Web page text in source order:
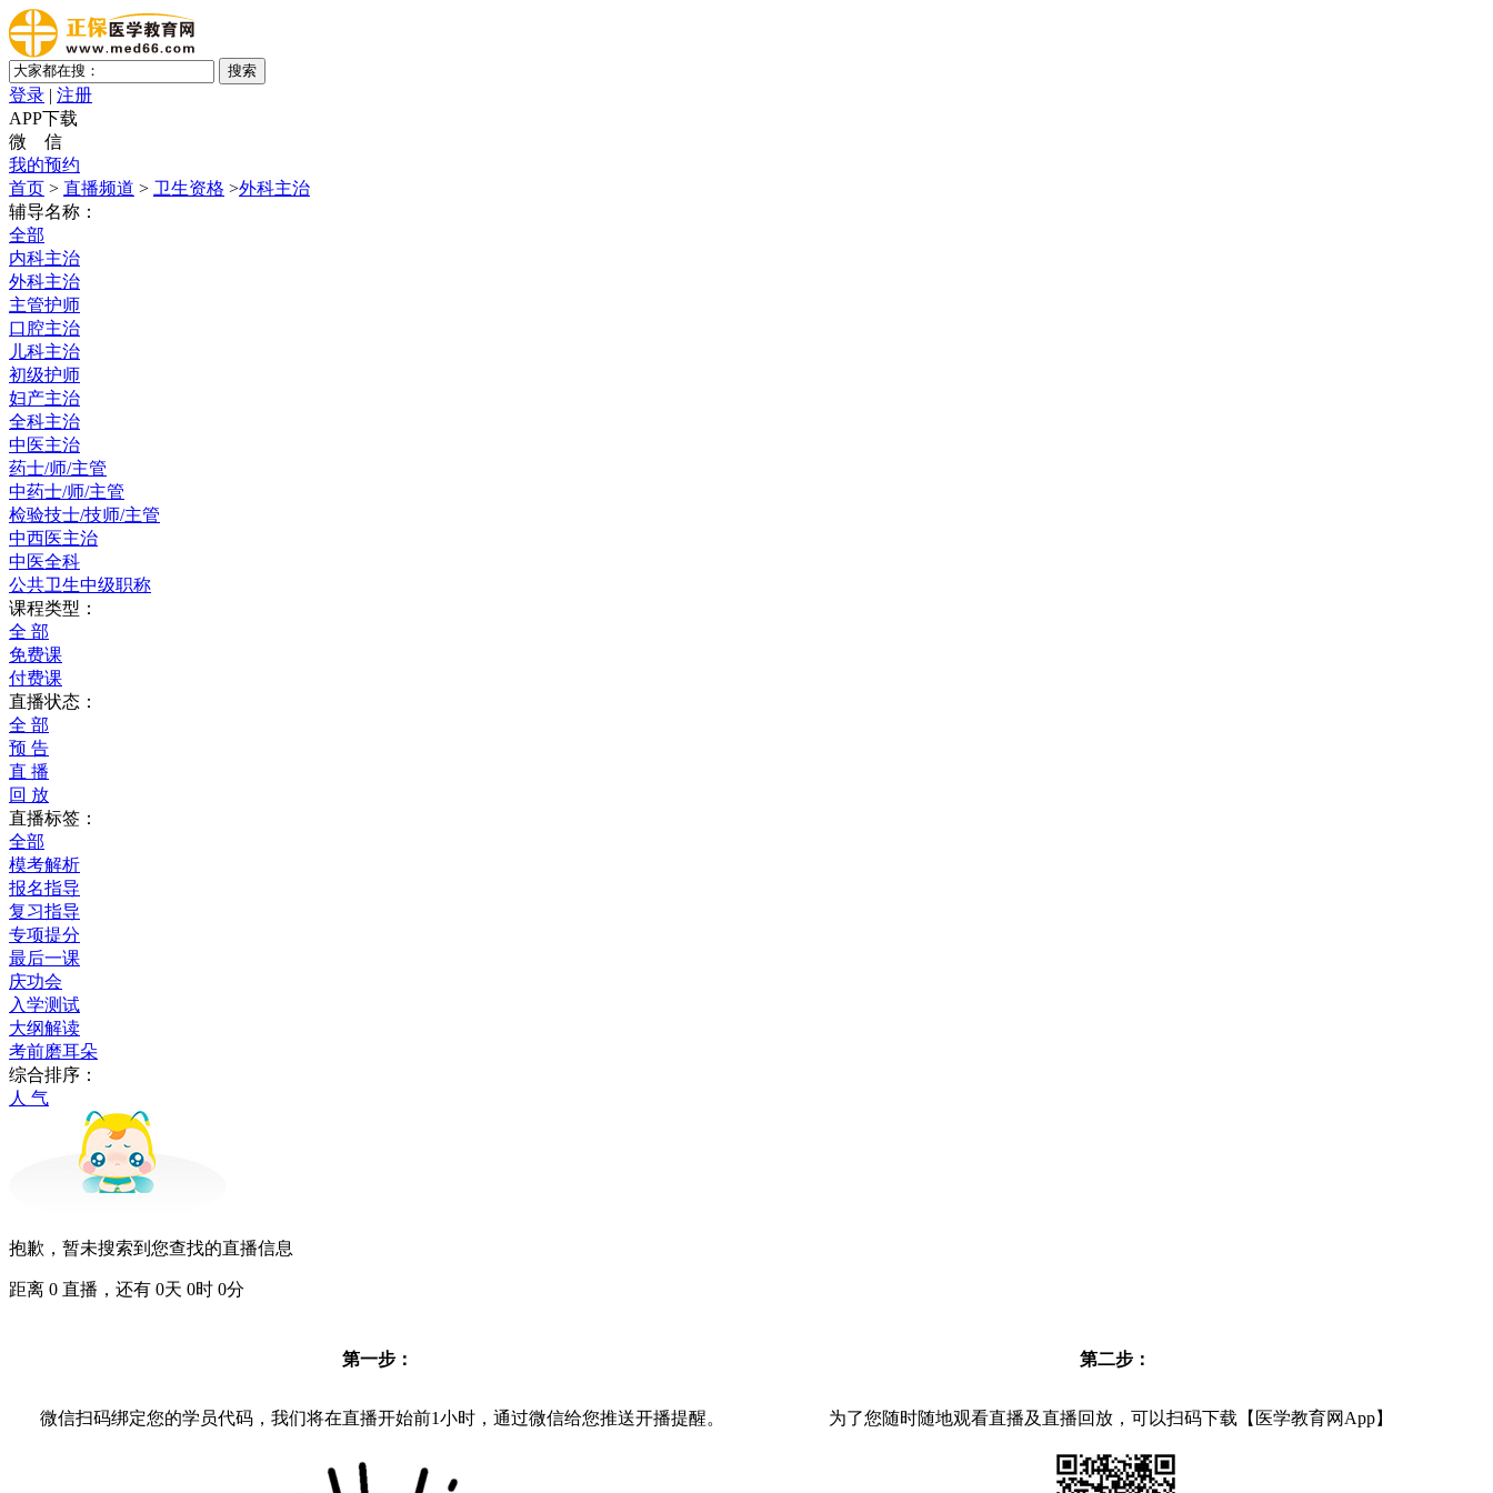
登录 | 注册
APP下载
微 信
我的预约
首页 > 直播频道 > 卫生资格 >外科主治
辅导名称：
全部
内科主治
外科主治
主管护师
口腔主治
儿科主治
初级护师
妇产主治
全科主治
中医主治
药士/师/主管
中药士/师/主管
检验技士/技师/主管
中西医主治
中医全科
公共卫生中级职称
课程类型：
全 部
免费课
付费课
直播状态：
全 部
预 告
直 播
回 放
直播标签：
全部
模考解析
报名指导
复习指导
专项提分
最后一课
庆功会
入学测试
大纲解读
考前磨耳朵
综合排序：
人 气
抱歉，暂未搜索到您查找的直播信息
距离 0 直播，还有 0天 0时 0分
第一步：
微信扫码绑定您的学员代码，我们将在直播开始前1小时，通过微信给您推送开播提醒。
第二步：
为了您随时随地观看直播及直播回放，可以扫码下载【医学教育网App】